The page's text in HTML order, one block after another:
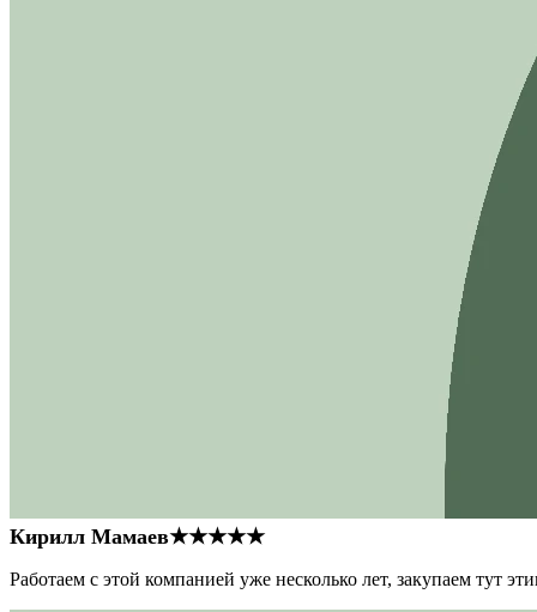
Кирилл Мамаев★★★★★
Работаем с этой компанией уже несколько лет, закупаем тут